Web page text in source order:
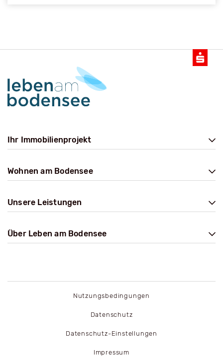
Ihr Immobilienprojekt
Wohnen am Bodensee
Unsere Leistungen
Über Leben am Bodensee
Nutzungsbedingungen
Datenschutz
Datenschutz-Einstellungen
Impressum